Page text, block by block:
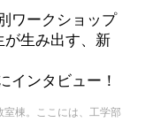
ワークショップ
が生み出す、新
インタビュー！
室棟。ここには、工学部